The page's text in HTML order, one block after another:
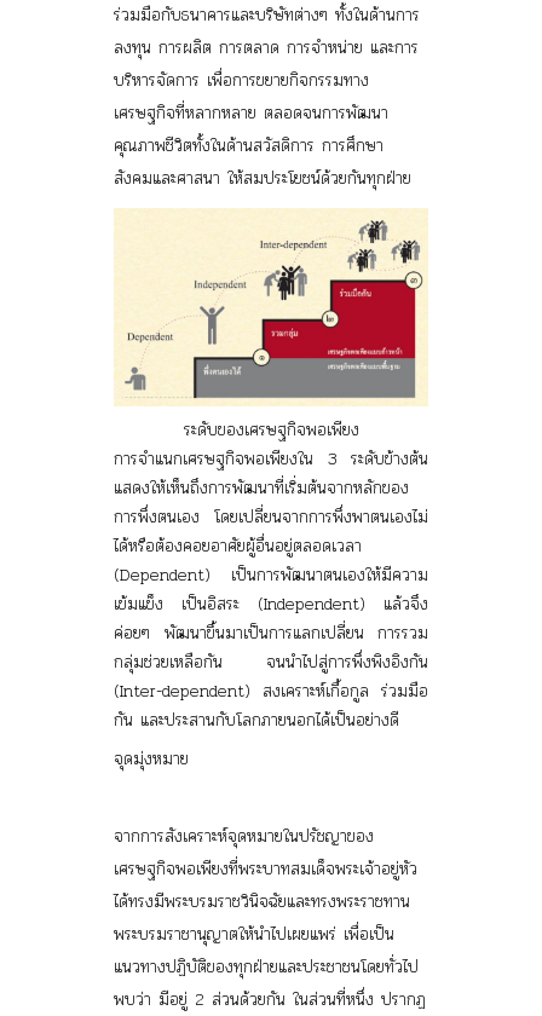
ร่วมมือกับธนาคารและบริษัทต่างๆ ทั้งในด้านการ
ลงทุน การผลิต การตลาด การจำหน่าย และการ
บริหารจัดการ เพื่อการขยายกิจกรรมทาง
เศรษฐกิจที่หลากหลาย ตลอดจนการพัฒนา
คุณภาพชีวิตทั้งในด้านสวัสดิการ การศึกษา
สังคมและศาสนา ให้สมประโยชน์ด้วยกันทุกฝ่าย
ระดับของเศรษฐกิจพอเพียง
การจำแนกเศรษฐกิจพอเพียงใน 3 ระดับข้างต้น
แสดงให้เห็นถึงการพัฒนาที่เริ่มต้นจากหลักของ
การพึ่งตนเอง โดยเปลี่ยนจากการพึ่งพาตนเองไม่
ได้หรือต้องคอยอาศัยผู้อื่นอยู่ตลอดเวลา
(Dependent) เป็นการพัฒนาตนเองให้มีความ
เข้มแข็ง เป็นอิสระ (Independent) แล้วจึง
ค่อยๆ พัฒนาขึ้นมาเป็นการแลกเปลี่ยน การรวม
กลุ่มช่วยเหลือกัน จนนำไปสู่การพึ่งพิงอิงกัน
(Inter-dependent) สงเคราะห์เกื้อกูล ร่วมมือ
กัน และประสานกับโลกภายนอกได้เป็นอย่างดี
จุดมุ่งหมาย
จากการสังเคราะห์จุดหมายในปรัชญาของ
เศรษฐกิจพอเพียงที่พระบาทสมเด็จพระเจ้าอยู่หัว
ได้ทรงมีพระบรมราชวินิจฉัยและทรงพระราชทาน
พระบรมราชานุญาตให้นำไปเผยแพร่ เพื่อเป็น
แนวทางปฏิบัติของทุกฝ่ายและประชาชนโดยทั่วไป
พบว่า มีอยู่ 2 ส่วนด้วยกัน ในส่วนที่หนึ่ง ปรากฏ